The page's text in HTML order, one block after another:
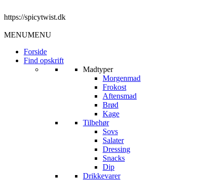
https://spicytwist.dk
MENUMENU
Forside
Find opskrift
Madtyper
Morgenmad
Frokost
Aftensmad
Brød
Kage
Tilbehør
Sovs
Salater
Dressing
Snacks
Dip
Drikkevarer